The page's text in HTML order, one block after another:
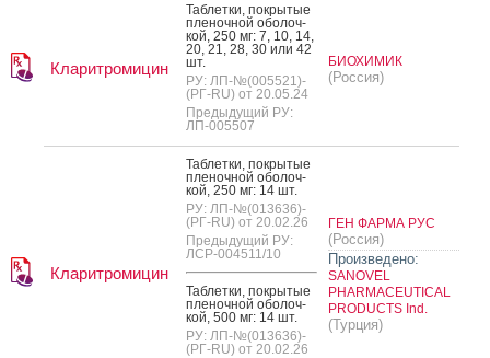
Кларитромицин
Таб­летки, пок­ры­тые
пле­ноч­ной обо­лоч­
кой, 250 мг: 7, 10, 14,
20, 21, 28, 30 или 42
шт.
РУ: ЛП-№(005521)-
(РГ-RU) от 20.05.24
Предыдущий РУ:
ЛП-005507
БИОХИМИК
(Россия)
Кларитромицин
Таб­летки, пок­ры­тые
пле­ноч­ной обо­лоч­
кой, 250 мг: 14 шт.
РУ: ЛП-№(013636)-
(РГ-RU) от 20.02.26
Предыдущий РУ:
ЛСР-004511/10
Таб­летки, пок­ры­тые
пле­ноч­ной обо­лоч­
кой, 500 мг: 14 шт.
РУ: ЛП-№(013636)-
(РГ-RU) от 20.02.26
ГЕН ФАРМА РУС
(Россия)
Произведено:
SANOVEL
PHARMACEUTICAL
PRODUCTS Ind.
(Турция)